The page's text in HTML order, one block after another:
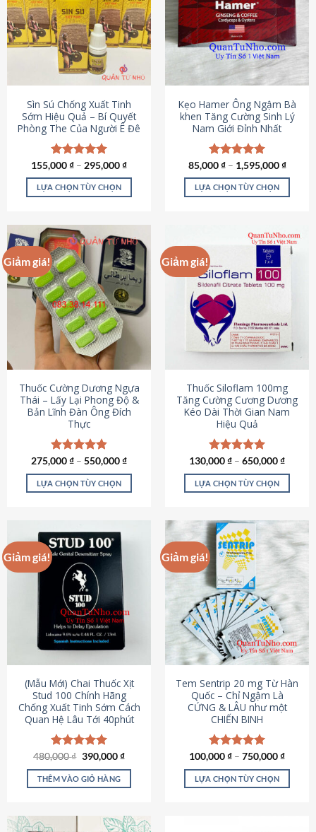
thể.
Các
tùy
chọn
có
thể
được
chọn
trên
trang
sản
phẩm
Sìn Sú Chống Xuất Tinh
Sớm Hiệu Quả – Bí Quyết
Phòng The Của Người Ê Đê
Được xếp
hạng4.95
5 sao
155,000₫ – 295,000₫
LỰA CHỌN TÙY CHỌN
này
có
nhiều
biến
thể.
Các
tùy
chọn
có
thể
chọn
trên
trang
sản
phẩm
Kẹo Hamer Ông Ngậm Bà
khen Tăng Cường Sinh Lý
Nam Giới Đỉnh Nhất
Được xếp
hạng5.00
5 sao
85,000₫– 1,595,000₫
LỰA CHỌN TÙY CHỌN
này
nhiều
biến
tùy
chọn
có
được
chọn
trên
trang
sản
phẩm
Giảm giá!
Thuốc Cường Dương Ngựa
Thái – Lấy Lại Phong Độ &
Bản Lĩnh Đàn Ông Đích
Thực
Được xếp
hạng4.87
5 sao
275,000₫ – 550,000₫
LỰA CHỌN TÙY CHỌN
có
nhiều
biến
thể.
Các
tùy
chọn
được
chọn
trên
trang
sản
phẩm
Giảm giá!
Thuốc Siloflam 100mg
Tăng Cường Cương Dương
Kéo Dài Thời Gian Nam
Hiệu Quả
Được xếp
hạng5.00
5 sao
130,000₫ – 650,000₫
LỰA CHỌN TÙY CHỌN
này
có
nhiều
biến
thể.
Các
tùy
chọn
có
thể
chọn
trên
trang
sản
phẩm
Giảm giá!
(Mẫu Mới) Chai Thuốc Xịt
Stud 100 Chính Hãng
Chống Xuất Tinh Sớm Cách
Quan Hệ Lâu Tới 40phút
Được xếp
hạng5.00
5 sao
480,000₫ Giá
là:
480,000 ₫.
390,000₫Giá
tại
THÊM VÀO GIỎ HÀNG
Giảm giá!
Tem Sentrip 20 mg Từ Hàn
Quốc – Chỉ Ngậm Là
CỨNG & LÂU như một
CHIẾN BINH
Được xếp
hạng5.00
5 sao
100,000₫ – 750,000₫
LỰA CHỌN TÙY CHỌN